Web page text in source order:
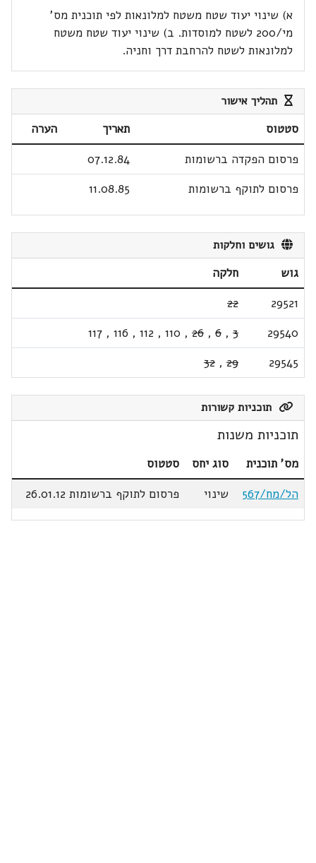
א) שינוי יעוד שטח משטח למלונאות לפי תוכנית מס'
מי/200 לשטח למוסדות. ב) שינוי יעוד שטח משטח
למלונאות לשטח להרחבת דרך וחניה.
תהליך אישור
סטטוס תאריך
הערה
פרסום הפקדה ברשומות
07.12.84
פרסום לתוקף ברשומות
11.08.85
גושים וחלקות
גוש
חלקה
29521
22
29540
3
,
6
,
26
,
110
,
112
,
116
,
117
29545
29
,
32
תוכניות קשורות
תוכניות משנות
מס' תוכנית סוג יחס
סטטוס
הל/מח/567
שינוי פרסום לתוקף ברשומות 26.01.12